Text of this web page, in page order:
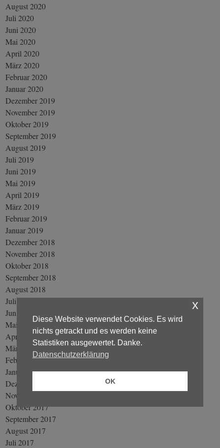
August 2020
Juli 2020
Juni 2020
Mai 2020
April 2020
März 2020
Februar 2020
Januar 2020
Dezember 2019
November 2019
Oktober 2019
September 2019
August 2019
Juli 2019
Juni 2019
Mai 2019
April 2019
März 2019
Februar 2019
Januar 2019
Dezember 2018
November 2018
Oktober 2018
September 2018
August 2018
Juli 2018
Juni 2018
Mai 2018
April 2018
März 2018
Februar 2018
Januar 2018
Dezember 2017
November 2017
Oktober 2017
September 2017
August 2017
Juli 2017
Diese Website verwendet Cookies. Es wird
nichts getrackt und es werden keine
Statistiken ausgewertet. Danke.
Datenschutzerklärung
OK
x